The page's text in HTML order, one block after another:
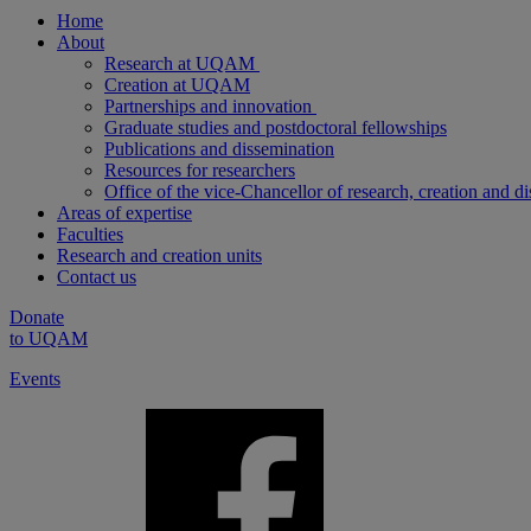
Home
About
Research at UQAM
Creation at UQAM
Partnerships and innovation
Graduate studies and postdoctoral fellowships
Publications and dissemination
Resources for researchers
Office of the vice-Chancellor of research, creation and
Areas of expertise
Faculties
Research and creation units
Contact us
Donate
to UQAM
Events